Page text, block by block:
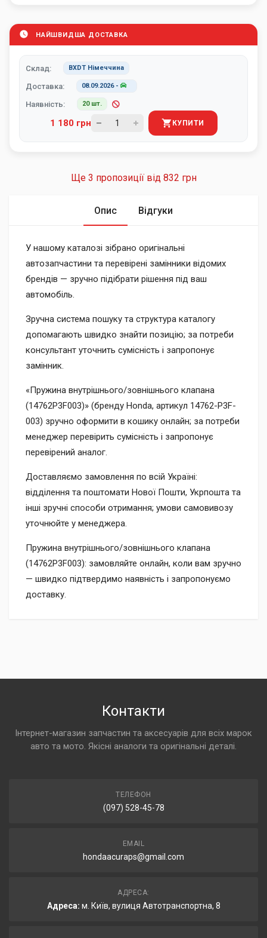
НАЙШВИДША ДОСТАВКА
Склад: BXDT Німеччина
Доставка: 08.09.2026-
Наявність: 20 шт.
1 180 грн КУПИТИ
Ще 3 пропозиції від 832 грн
Опис Відгуки
У нашому каталозі зібрано оригінальні
автозапчастини та перевірені замінники відомих
брендів — зручно підібрати рішення під ваш
автомобіль.
Зручна система пошуку та структура каталогу
допомагають швидко знайти позицію; за потреби
консультант уточнить сумісність і запропонує
замінник.
«Пружина внутрішнього/зовнішнього клапана
(14762P3F003)» (бренду Honda, артикул 14762-P3F-
003) зручно оформити в кошику онлайн; за потреби
менеджер перевірить сумісність і запропонує
перевірений аналог.
Доставляємо замовлення по всій Україні:
відділення та поштомати Нової Пошти, Укрпошта та
інші зручні способи отримання; умови самовивозу
уточнюйте у менеджера.
Пружина внутрішнього/зовнішнього клапана
(14762P3F003): замовляйте онлайн, коли вам зручно
— швидко підтвердимо наявність і запропонуємо
доставку.
Контакти
Інтернет-магазин запчастин та аксесуарів для всіх марок
авто та мото. Якісні аналоги та оригінальні деталі.
ТЕЛЕФОН
(097) 528-45-78
EMAIL
hondaacuraps@gmail.com
АДРЕСА:
Адреса: м. Київ, вулиця Автотранспортна, 8